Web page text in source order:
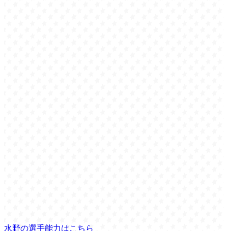
水野の選手能力はこちら